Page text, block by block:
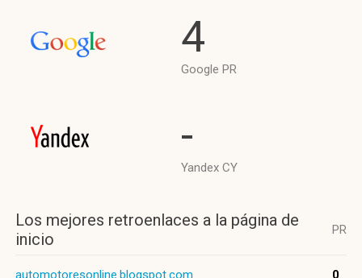
4
Google PR
-
Yandex CY
Los mejores retroenlaces a la página de
inicio
PR
automotoresonline.blogspot.com 0